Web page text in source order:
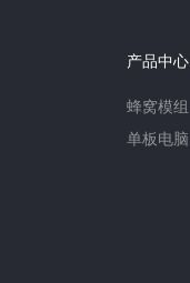
产品中心
蜂窝模组
单板电脑